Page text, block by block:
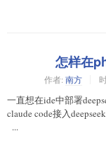
怎样在
作者: 南方
一直想在ide中部署
claude code接入
...